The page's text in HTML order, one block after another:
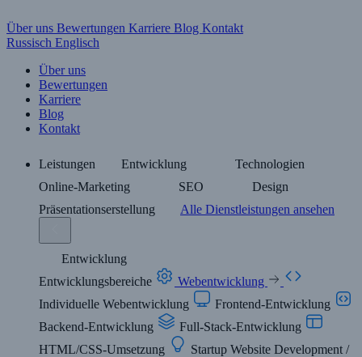
Über uns Bewertungen Karriere Blog Kontakt
Russisch Englisch
Über uns
Bewertungen
Karriere
Blog
Kontakt
Leistungen Entwicklung
Technologien
Online-Marketing
SEO
Design
Präsentationserstellung
Alle Dienstleistungen ansehen
Entwicklung
Entwicklungsbereiche
Webentwicklung
Individuelle Webentwicklung
Frontend-Entwicklung
Backend-Entwicklung
Full-Stack-Entwicklung
HTML/CSS-Umsetzung
Startup Website Development /